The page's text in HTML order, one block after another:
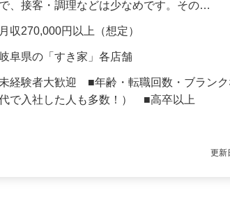
深夜時間帯の業務をお任せします。お客様の
で、接客・調理などは少なめです。その…
月収270,000円以上（想定）
岐阜県の「すき家」各店舗
未経験者大歓迎 ■年齢・転職回数・ブラン